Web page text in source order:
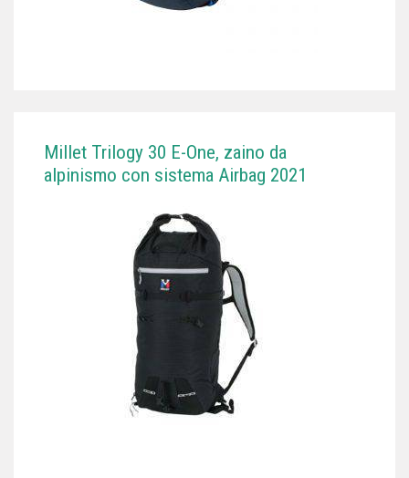
Millet Trilogy 30 E-One, zaino da
alpinismo con sistema Airbag 2021